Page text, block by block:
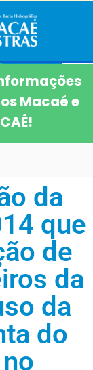
Macaé e
da
que
de
da
da
do